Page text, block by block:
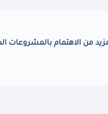
من الاهتمام بالمشروعات